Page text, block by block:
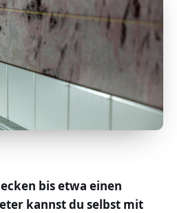
bis etwa einen
kannst du selbst mit